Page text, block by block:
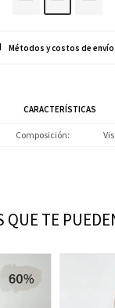
Métodos y costos de envío
CARACTERÍSTICAS
Composición
QUE TE